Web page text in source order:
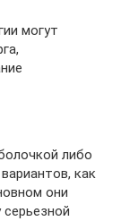
могут
либо
как
они
серьезной